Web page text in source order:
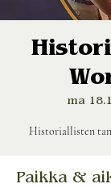
ma
Historiallisten
Paikka &